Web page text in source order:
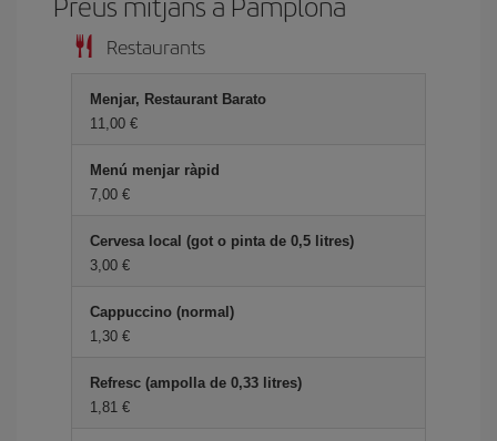
Restaurants
Menjar, Restaurant Barato
11,00
Menú menjar ràpid
7,00
Cervesa local (got o pinta de 0,5 litres)
3,00
Cappuccino (normal)
1,30
Refresc (ampolla de 0,33 litres)
1,81